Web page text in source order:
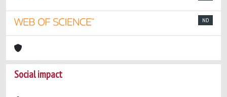
ND
Social impact